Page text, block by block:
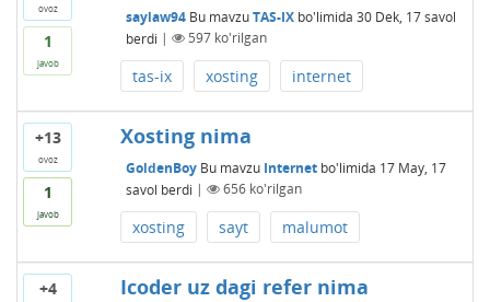
ovoz
1
javob
saylaw94 Bu mavzuTAS-IXbo'limida 30 Dek, 17 savol
berdi | 597ko'rilgan
tas-ix xosting internet
+13
ovoz
1
javob
Xosting nima
GoldenBoy Bu mavzu Internetbo'limida 17 May, 17
savol berdi | 656ko'rilgan
xosting sayt malumot
+4 Icoder uz dagi refer nima